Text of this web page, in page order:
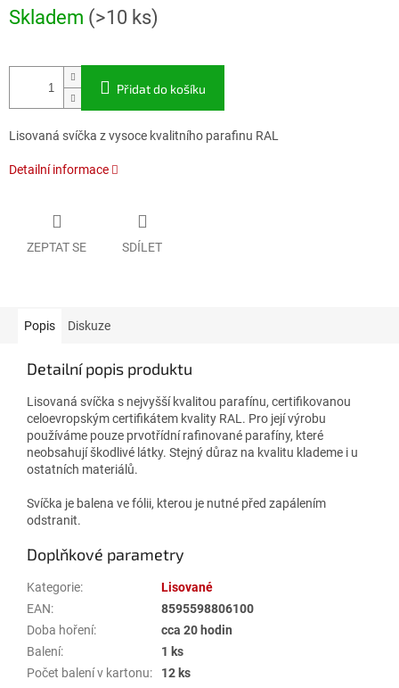
cena:
Skladem (>10 ks)
Přidat do košíku
Lisovaná svíčka z vysoce kvalitního parafinu RAL
Detailní informace
ZEPTAT SE SDÍLET
Popis Diskuze
Detailní popis produktu
Lisovaná svíčka s nejvyšší kvalitou parafínu, certifikovanou
celoevropským certifikátem kvality RAL. Pro její výrobu
používáme pouze prvotřídní rafinované parafíny, které
neobsahují škodlivé látky. Stejný důraz na kvalitu klademe i u
ostatních materiálů.
Svíčka je balena ve fólii, kterou je nutné před zapálením
odstranit.
Doplňkové parametry
Kategorie:
Lisované
EAN:
8595598806100
Doba hoření:
cca 20 hodin
Balení:
1 ks
Počet balení v kartonu: 12 ks